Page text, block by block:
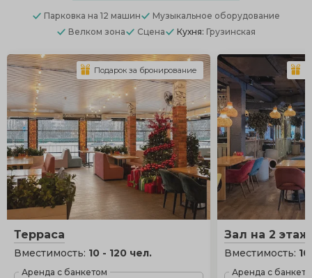
Парковка на 12 машин
Музыкальное оборудование
Велком зона
Сцена Кухня: Грузинская
Терраса
Вместимость: 10 - 120 чел.
Аренда с банкетом
Подарок за бронирование
Зал на 2
Вместимость:
Аренда с